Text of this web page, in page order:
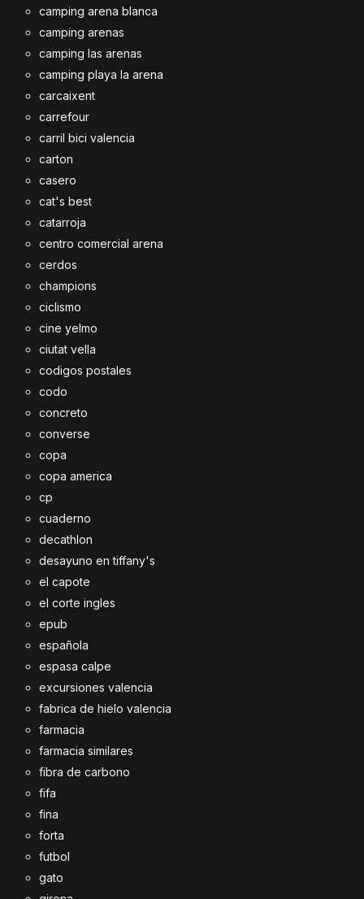
camping arena blanca
camping arenas
camping las arenas
camping playa la arena
carcaixent
carrefour
carril bici valencia
carton
casero
cat's best
catarroja
centro comercial arena
cerdos
champions
ciclismo
cine yelmo
ciutat vella
codigos postales
codo
concreto
converse
copa
copa america
cp
cuaderno
decathlon
desayuno en tiffany's
el capote
el corte ingles
epub
española
espasa calpe
excursiones valencia
fabrica de hielo valencia
farmacia
farmacia similares
fibra de carbono
fifa
fina
forta
futbol
gato